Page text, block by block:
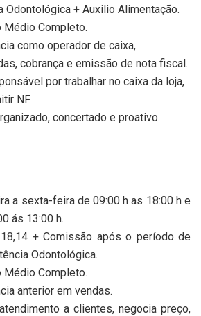
+ Auxilio Alimentação.
Médio Completo.
como operador de caixa,
cobrança e emissão de nota fiscal.
por trabalhar no caixa da loja,
NF.
concertado e proativo.
a sexta-feira de 09:00 h as 18:00 h e
ás 13:00 h.
+ Comissão após o período de
Odontológica.
Médio Completo.
anterior em vendas.
a clientes, negocia preço,